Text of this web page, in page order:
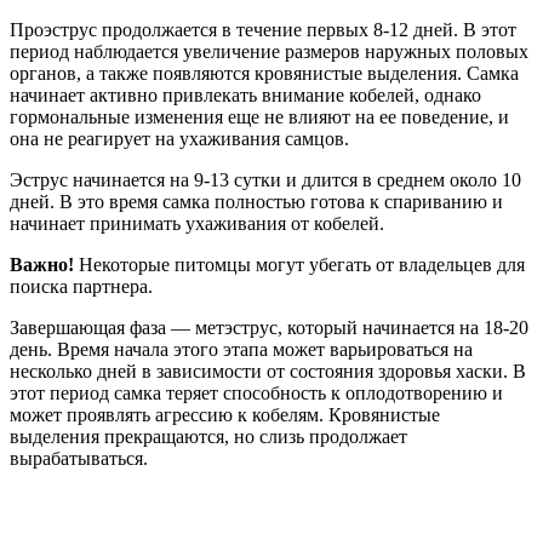
Проэструс продолжается в течение первых 8-12 дней. В этот
период наблюдается увеличение размеров наружных половых
органов, а также появляются кровянистые выделения. Самка
начинает активно привлекать внимание кобелей, однако
гормональные изменения еще не влияют на ее поведение, и
она не реагирует на ухаживания самцов.
Эструс начинается на 9-13 сутки и длится в среднем около 10
дней. В это время самка полностью готова к спариванию и
начинает принимать ухаживания от кобелей.
Важно! Некоторые питомцы могут убегать от владельцев для
поиска партнера.
Завершающая фаза — метэструс, который начинается на 18-20
день. Время начала этого этапа может варьироваться на
несколько дней в зависимости от состояния здоровья хаски. В
этот период самка теряет способность к оплодотворению и
может проявлять агрессию к кобелям. Кровянистые
выделения прекращаются, но слизь продолжает
вырабатываться.